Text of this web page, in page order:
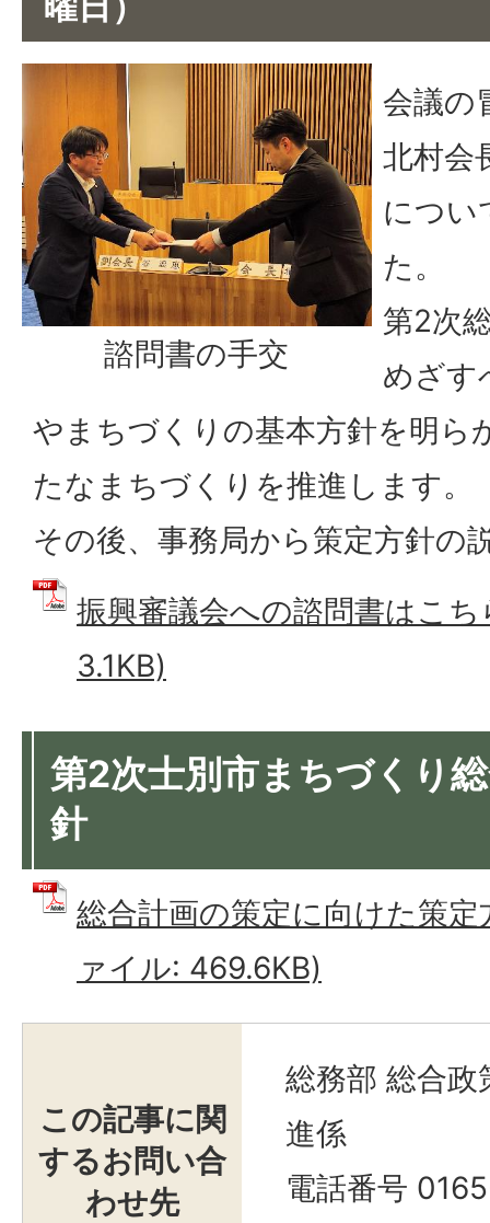
諮問書の手交
会議の
北村会
につい
た。
第2次
めざす
やまちづくりの基本方針を明ら
たなまちづくりを推進します。
その後、事務局から策定方針の
振興審議会への諮問書はこ
3.1KB)
第2次士別市まちづくり
針
総合計画の策定に向けた策
ァイル: 469.6KB)
この記事に関
するお問い合
わせ先
総務部 総合
進係
電話番号